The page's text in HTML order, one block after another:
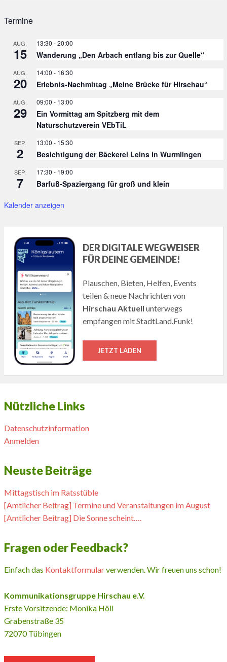
Termine
AUG.
15
13:30 -20:00
Wanderung „Den Arbach entlang bis zur Quelle“
AUG.
20
14:00 - 16:30
Erlebnis-Nachmittag „Meine Brücke für Hirschau“
AUG.
29
09:00 - 13:00
Ein Vormittag am Spitzberg mit dem
Naturschutzverein VEbTiL
SEP.
2
13:00 - 15:30
Besichtigung der Bäckerei Leins in Wurmlingen
SEP.
7
17:30 - 19:00
Barfuß-Spaziergang für groß und klein
Kalender anzeigen
DER DIGITALE WEGWEISER
FÜR DEINE GEMEINDE!
Plauschen, Bieten, Helfen, Events
teilen & neue Nachrichten von
Hirschau Aktuell unterwegs
empfangen mit StadtLand.Funk!
JETZT LADEN
Nützliche Links
Datenschutzinformation
Anmelden
Neuste Beiträge
Mittagstisch im Ratsstüble
[Amtlicher Beitrag] Termine und Veranstaltungen im August
[Amtlicher Beitrag] Die Sonne scheint….
Fragen oder Feedback?
Einfach das Kontaktformularverwenden. Wir freuen uns schon!
Kommunikationsgruppe Hirschau e.V.
Erste Vorsitzende: Monika Höll
Grabenstraße 35
72070 Tübingen